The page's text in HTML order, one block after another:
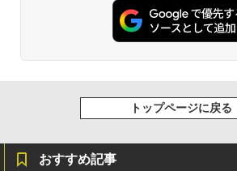
Anker Soundcore
￥250
￥250
ET ラベルレス ×8本
by Amazon 天然水ラ
￥832
クスDIGITAL)
トップページに戻る
おすすめ記事